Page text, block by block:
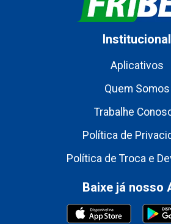
Institucional
Aplicativos
Quem Somos
Trabalhe
Política de
Política de Troca e
Baixe já nosso